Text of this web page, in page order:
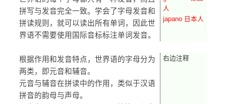
拼写与发音完全一致。学会了字母发音和
拼读规则，就可以读出所有单词，因此世
界语不需要使用国际音标标注单词发音。
人
japano 日本人
根据作用和发音特点，世界语的字母分为
两类，即元音和辅音。
元音与辅音在拼读中的作用，类似于汉语
拼音的韵母与声母。
右边注释